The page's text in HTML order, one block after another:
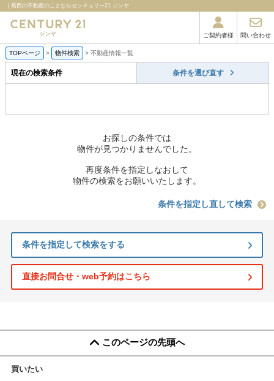
｜葛西の不動産のことならセンチュリー21 ジンヤ
ご契約者様 問い合わせ
TOPページ > 物件検索 > 不動産情報一覧
現在の検索条件 条件を選び直す
お探しの条件では
物件が見つかりませんでした。
再度条件を指定しなおして
物件の検索をお願いいたします。
条件を指定し直して検索
条件を指定して検索をする
直接お問合せ・web予約はこちら
このページの先頭へ
買いたい